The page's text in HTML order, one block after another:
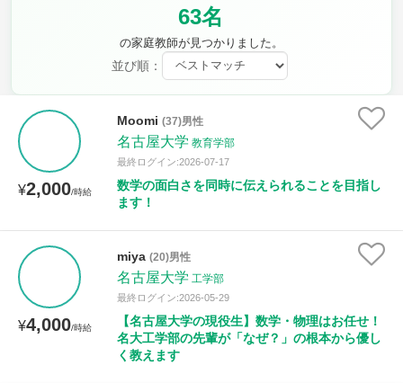
63名
の家庭教師が見つかりました。
並び順：
¥2,000/時給
Moomi (37)男性
名古屋大学 教育学部
最終ログイン:2026-07-17
数学の面白さを同時に伝えられることを目指し
ます！
¥4,000/時給
miya (20)男性
名古屋大学 工学部
最終ログイン:2026-05-29
【名古屋大学の現役生】数学・物理はお任せ！
名大工学部の先輩が「なぜ？」の根本から優し
く教えます
時給：¥1,000 ～ ¥10,000
授業可能日
月曜日 火曜日
土曜日 日曜日
所属大学